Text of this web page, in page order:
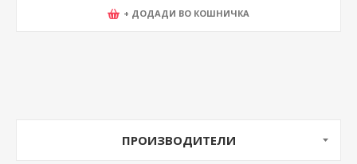
+ ДОДАДИ ВО КОШНИЧКА
ПРОИЗВОДИТЕЛИ